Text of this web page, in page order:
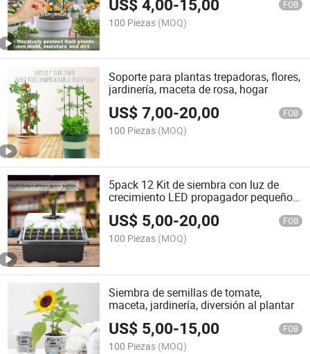
US$4,00-15,00 FOB
100 Piezas (MOQ)
Soporte para plantas trepadoras, flores,
jardinería, maceta de rosa, hogar
US$7,00-20,00 FOB
100 Piezas (MOQ)
5pack 12 Kit de siembra con luz de
crecimiento LED propagador pequeño
con bolsa de cultivo degradable
US$ 5,00-20,00 FOB
100 Piezas (MOQ)
Siembra de semillas de tomate,
maceta, jardinería, diversión al plantar
US$ 5,00-15,00 FOB
100 Piezas (MOQ)